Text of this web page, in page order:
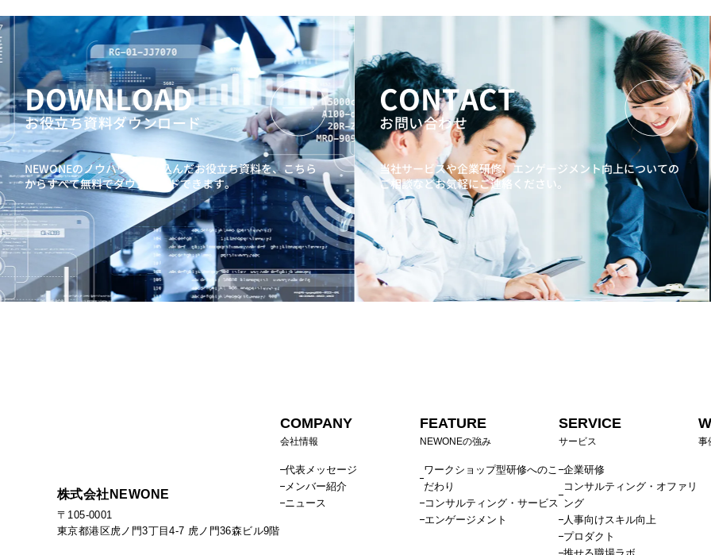
DOWNLOAD
お役立ち資料ダウンロード
NEWONEのノウハウを詰め込んだお役立ち資料を、 こちら
からすべて無料でダウンロードできます。
CONTACT
お問い合わせ
当社サービスや企業研修、エンゲージメント向上についての
ご相談などお気軽にご連絡ください。
株式会社NEWONE
〒105-0001
東京都港区虎ノ門3丁目4-7 虎ノ門36森ビル9階
COMPANY
会社情報
代表メッセージ
メンバー紹介
ニュース
FEATURE
NEWONEの強み
ワークショップ型研修へのこ
だわり
コンサルティング・サービス
エンゲージメント
SERVICE
サービス
企業研修
コンサルティング・オファリ
ング
人事向けスキル向上
プロダクト
事